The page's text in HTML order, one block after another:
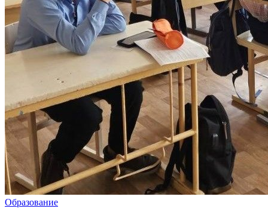
Образование